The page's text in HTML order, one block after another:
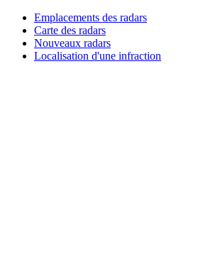
Emplacements des radars
Carte des radars
Nouveaux radars
Localisation d'une infraction